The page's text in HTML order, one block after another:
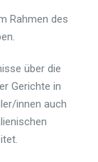
s
n
t
e
r
Rahmen des
über die
Gerichte in
innen auch